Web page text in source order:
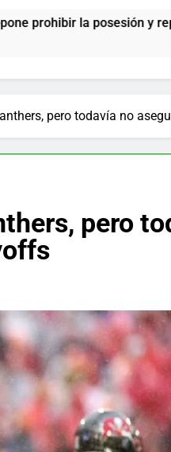
la posesión y
pero todavía no
pero